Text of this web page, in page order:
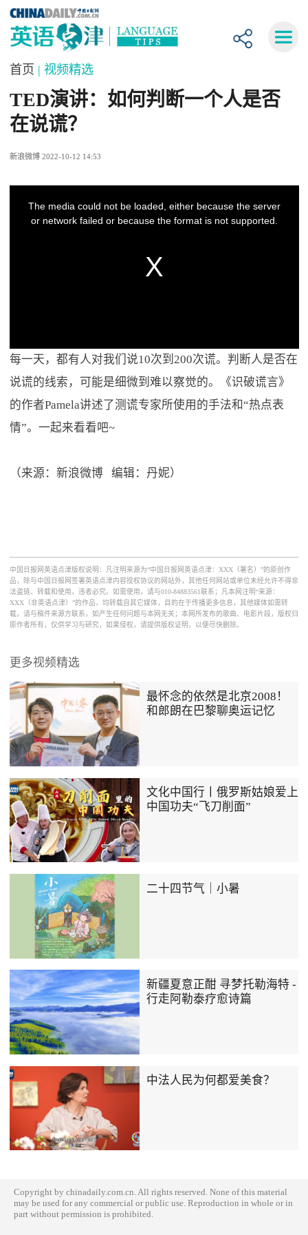
首页 | 视频精选
TED演讲：如何判断一个人是否
在说谎？
新浪微博 2022-10-12 14:53
每一天，都有人对我们说10次到200次谎。判断人是否在
说谎的线索，可能是细微到难以察觉的。《识破谎言》
的作者Pamela讲述了测谎专家所使用的手法和“热点表
情”。一起来看看吧~
（来源：新浪微博 编辑：丹妮）
中国日报网英语点津版权说明：凡注明来源为“中国日报网英语点津：XXX（署名）”的原创作
品，除与中国日报网签署英语点津内容授权协议的网站外，其他任何网站或单位未经允许不得非
法盗链、转载和使用，违者必究。如需使用，请与010-84883561联系；凡本网注明“来源：
XXX（非英语点津）”的作品，均转载自其它媒体，目的在于传播更多信息，其他媒体如需转
载，请与稿件来源方联系，如产生任何问题与本网无关；本网所发布的歌曲、电影片段，版权归
原作者所有，仅供学习与研究，如果侵权，请提供版权证明，以便尽快删除。
更多视频精选
最怀念的依然是北京2008！
和郎朗在巴黎聊奥运记忆
文化中国行丨俄罗斯姑娘爱上
中国功夫“飞刀削面”
二十四节气｜小暑
新疆夏意正酣 寻梦托勒海特 -
行走阿勒泰疗愈诗篇
中法人民为何都爱美食？
Copyright by chinadaily.com.cn. All rights reserved. None of this material
may be used for any commercial or public use. Reproduction in whole or in
part without permission is prohibited.